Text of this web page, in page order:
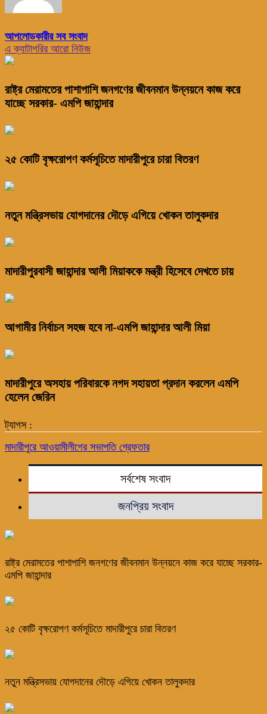
আপলোডকারীর সব সংবাদ
এ ক্যাটাগরির আরো নিউজ
রাষ্ট্র মেরামতের পাশাপাশি জনগণের জীবনমান উন্নয়নে কাজ করে
যাচ্ছে সরকার- এমপি জাহান্দার
২৫ কোটি বৃক্ষরোপণ কর্মসূচিতে মাদারীপুরে চারা বিতরণ
নতুন মন্ত্রিসভায় যোগদানের দৌড়ে এগিয়ে খোকন তালুকদার
মাদারীপুরবাসী জাহান্দার আলী মিয়াককে মন্ত্রী হিসেবে দেখতে চায়
আগামীর নির্বাচন সহজ হবে না-এমপি জাহান্দার আলী মিয়া
মাদারীপুরে অসহায় পরিবারকে নগদ সহায়তা প্রদান করলেন এমপি
হেলেন জেরিন
ট্যাগস :
মাদারীপুরে আওয়ামীলীগের সভাপতি গ্রেফতার
সর্বশেষ সংবাদ
জনপ্রিয় সংবাদ
রাষ্ট্র মেরামতের পাশাপাশি জনগণের জীবনমান উন্নয়নে কাজ করে যাচ্ছে সরকার-
এমপি জাহান্দার
২৫ কোটি বৃক্ষরোপণ কর্মসূচিতে মাদারীপুরে চারা বিতরণ
নতুন মন্ত্রিসভায় যোগদানের দৌড়ে এগিয়ে খোকন তালুকদার